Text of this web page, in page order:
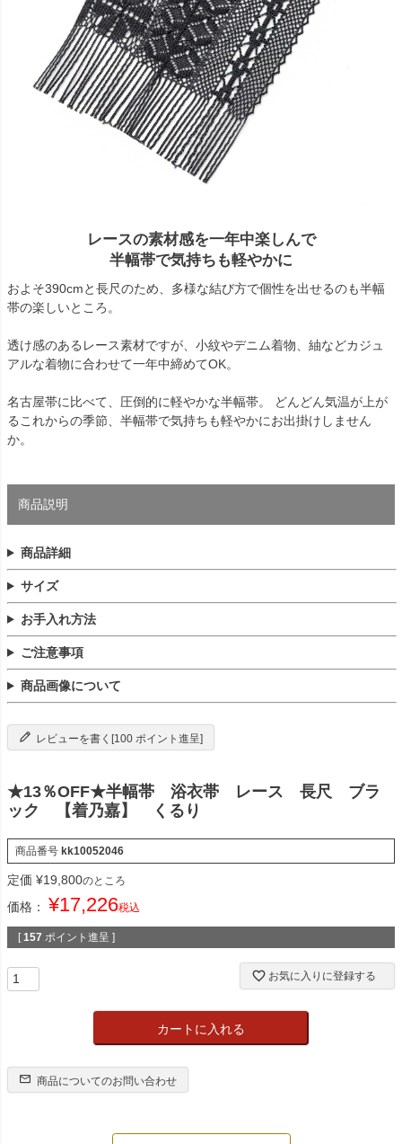
レースの素材感を一年中楽しんで
半幅帯で気持ちも軽やかに
およそ390cmと長尺のため、多様な結び方で個性を出せるのも半幅
帯の楽しいところ。
透け感のあるレース素材ですが、小紋やデニム着物、紬などカジュ
アルな着物に合わせて一年中締めてOK。
名古屋帯に比べて、圧倒的に軽やかな半幅帯。 どんどん気温が上が
るこれからの季節、半幅帯で気持ちも軽やかにお出掛けしません
か。
商品説明
商品詳細
サイズ
お手入れ方法
ご注意事項
商品画像について
レビューを書く[100 ポイント進呈]
★13％OFF★半幅帯 浴衣帯 レース 長尺 ブラ
ック 【着乃嘉】 くるり
商品番号 kk10052046
定価 ¥19,800のところ
価格： ¥17,226税込
[ 157 ポイント進呈 ]
お気に入りに登録する
カートに入れる
商品についてのお問い合わせ